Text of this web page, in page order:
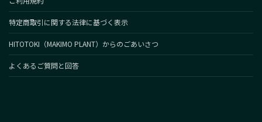
特定商取引に関する法律に基づく表示
HITOTOKI（MAKIMO PLANT）からのごあいさつ
よくあるご質問と回答